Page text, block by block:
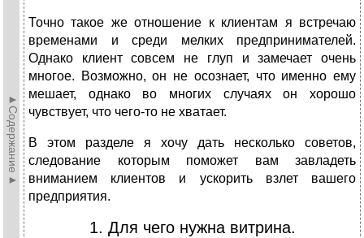
►Содержание►
Точно такое же отношение к клиентам я встречаю
временами и среди мелких предпринимателей.
Однако клиент совсем не глуп и замечает очень
многое. Возможно, он не осознает, что именно ему
мешает, однако во многих случаях он хорошо
чувствует, что чего-то не хватает.
В этом разделе я хочу дать несколько советов,
следование которым поможет вам завладеть
вниманием клиентов и ускорить взлет вашего
предприятия.
1. Для чего нужна витрина.